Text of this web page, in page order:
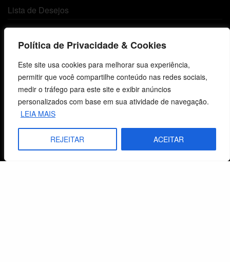
Política de Privacidade & Cookies
Este site usa cookies para melhorar sua experiência,
permitir que você compartilhe conteúdo nas redes sociais,
medir o tráfego para este site e exibir anúncios
personalizados com base em sua atividade de navegação.
LEIA MAIS
REJEITAR ACEITAR
Lista de Desejos
Termos e Condições
Centro de Estudos Bíblicos
CNPJ: 29.832.607/0001-10
São Leopoldo, RS, Brasil
Fale Conosco